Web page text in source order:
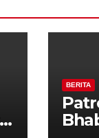
BERITA